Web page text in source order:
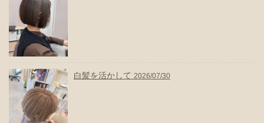
白髪を活かして 2026/07/30